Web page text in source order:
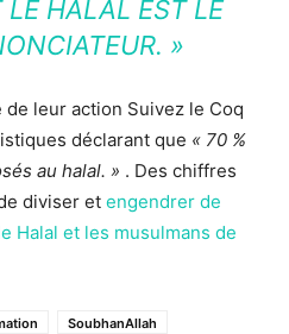
HALAL EST LE
»
leur action Suivez le Coq
déclarant que « 70 %
au halal. » . Des chiffres
diviser et engendrer de
Halal et les musulmans de
SoubhanAllah